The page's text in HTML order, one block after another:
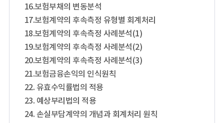
16.보험부채의 변동분석
17.보험계약의 후속측정 유형별 회계처리
18.보험계약의 후속측정 사례분석(1)
19.보험계약의 후속측정 사례분석(2)
20.보험계약의 후속측정 사례분석(3)
21.보험금융손익의 인식원칙
22. 유효수익률법의 적용
23. 예상부리법의 적용
24. 손실부담계약의 개념과 회계처리 원칙